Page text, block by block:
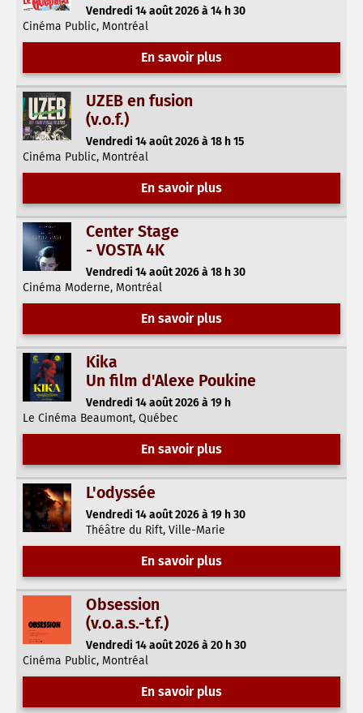
Vendredi 14 août 2026 à 14 h 30
Cinéma Public, Montréal
En savoir plus
UZEB en fusion
(v.o.f.)
Vendredi 14 août 2026 à 18 h 15
Cinéma Public, Montréal
En savoir plus
Center Stage
- VOSTA 4K
Vendredi 14 août 2026 à 18 h 30
Cinéma Moderne, Montréal
En savoir plus
Kika
Un film d'Alexe Poukine
Vendredi 14 août 2026 à 19 h
Le Cinéma Beaumont, Québec
En savoir plus
L'odyssée
Vendredi 14 août 2026 à 19 h 30
Théâtre du Rift, Ville-Marie
En savoir plus
Obsession
(v.o.a.s.-t.f.)
Vendredi 14 août 2026 à 20 h 30
Cinéma Public, Montréal
En savoir plus